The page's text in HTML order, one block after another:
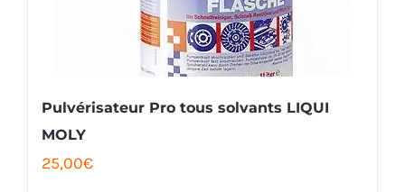
Pulvérisateur Pro tous solvants LIQUI
MOLY
25,00€